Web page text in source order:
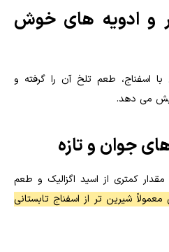
و ادویه های خوش
با اسفناج، طعم تلخ آن را گرفته و
می دهد.
کمتری از اسید اگزالیک و طعم
معمولاً شیرین تر از اسفناج تابستانی